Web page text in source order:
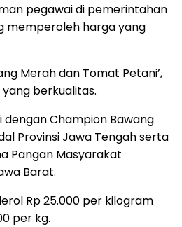
pegawai di pemerintahan
memperoleh harga yang
Merah dan Tomat Petani’,
berkualitas.
Champion Bawang
Provinsi Jawa Tengah serta
Pangan Masyarakat
Barat.
Rp 25.000 per kilogram
per kg.